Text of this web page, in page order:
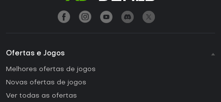
Ofertas e Jogos
Melhores ofertas de jogos
Novas ofertas de jogos
Ver todas as ofertas